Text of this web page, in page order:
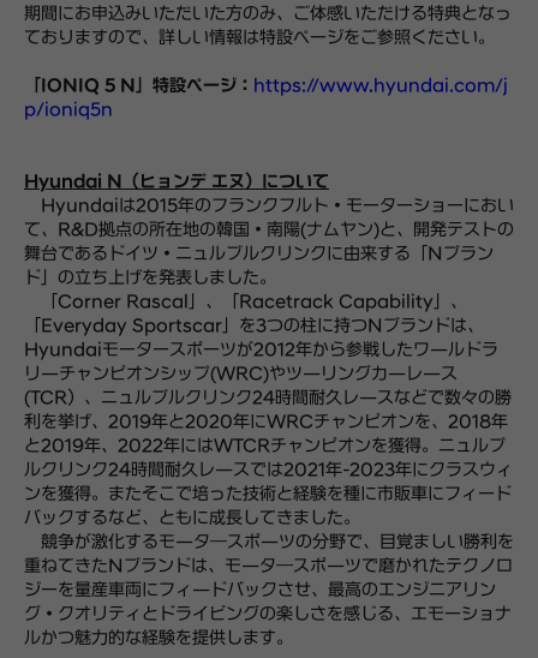
期間にお申込みいただいた方のみ、ご体感いただける特典となっ
ておりますので、詳しい情報は特設ページをご参照ください。
「IONIQ 5 N」特設ページ： https://www.hyundai.com/j
p/ioniq5n
Hyundai N（ヒョンデ エヌ）について
Hyundaiは2015年のフランクフルト・モーターショーにおい
て、R&D拠点の所在地の韓国・南陽(ナムヤン)と、開発テストの
舞台であるドイツ・ニュルブルクリンクに由来する「Nブラン
ド」の立ち上げを発表しました。
「Corner Rascal」、「Racetrack Capability」、
「Everyday Sportscar」を3つの柱に持つNブランドは、
Hyundaiモータースポーツが2012年から参戦したワ—ルドラ
リ—チャンピオンシップ(WRC)やツ—リングカ—レ—ス
(TCR）、ニュルブルクリンク24時間耐久レ—スなどで数々の勝
利を挙げ、2019年と2020年にWRCチャンピオンを、2018年
と2019年、2022年にはWTCRチャンピオンを獲得。ニュルブ
ルクリンク24時間耐久レ—スでは2021年-2023年にクラスウィ
ンを獲得。またそこで培った技術と経験を種に市販車にフィード
バックするなど、ともに成長してきました。
競争が激化するモ—タ―スポ—ツの分野で、目覚ましい勝利を
重ねてきたNブランドは、モ—タ―スポ—ツで磨かれたテクノロ
ジーを量産車両にフィ—ドバックさせ、最高のエンジニアリン
グ・クオリティとドライビングの楽しさを感じる、エモーショナ
ルかつ魅力的な経験を提供します。